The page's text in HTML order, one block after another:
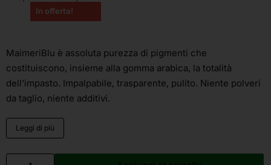
In offerta!
MaimeriBlu è assoluta purezza di pigmenti che
costituiscono, insieme alla gomma arabica, la totalità
dell’impasto. Impalpabile, trasparente, pulito. Niente polveri
da taglio, niente additivi.
Leggi di più